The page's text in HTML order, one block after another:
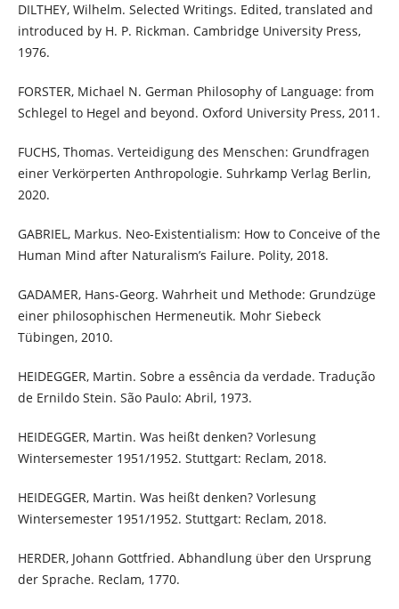
DILTHEY, Wilhelm. Selected Writings. Edited, translated and
introduced by H. P. Rickman. Cambridge University Press,
1976.
FORSTER, Michael N. German Philosophy of Language: from
Schlegel to Hegel and beyond. Oxford University Press, 2011.
FUCHS, Thomas. Verteidigung des Menschen: Grundfragen
einer Verkörperten Anthropologie. Suhrkamp Verlag Berlin,
2020.
GABRIEL, Markus. Neo-Existentialism: How to Conceive of the
Human Mind after Naturalism’s Failure. Polity, 2018.
GADAMER, Hans-Georg. Wahrheit und Methode: Grundzüge
einer philosophischen Hermeneutik. Mohr Siebeck
Tübingen, 2010.
HEIDEGGER, Martin. Sobre a essência da verdade. Tradução
de Ernildo Stein. São Paulo: Abril, 1973.
HEIDEGGER, Martin. Was heißt denken? Vorlesung
Wintersemester 1951/1952. Stuttgart: Reclam, 2018.
HEIDEGGER, Martin. Was heißt denken? Vorlesung
Wintersemester 1951/1952. Stuttgart: Reclam, 2018.
HERDER, Johann Gottfried. Abhandlung über den Ursprung
der Sprache. Reclam, 1770.